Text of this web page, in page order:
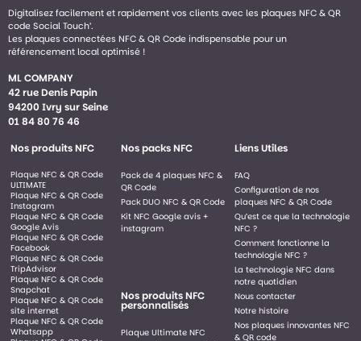
Digitalisez facilement et rapidement vos clients avec les plaques NFC & QR
code Social Touch’.
Les plaques connectées NFC & QR Code indispensable pour un
référencement local optimisé !
ML COMPANY
42 rue Denis Papin
94200 Ivry sur Seine
01 84 80 76 46
Nos produits NFC
Plaque NFC & QR Code
ULTIMATE
Plaque NFC & QR Code
Instagram
Plaque NFC & QR Code
Google Avis
Plaque NFC & QR Code
Facebook
Plaque NFC & QR Code
TripAdvisor
Plaque NFC & QR Code
Snapchat
Plaque NFC & QR Code
site internet
Plaque NFC & QR Code
Whatsapp
Nos packs NFC
Pack de 4 plaques NFC &
QR Code
Pack DUO NFC & QR Code
Kit NFC Google avis +
instagram
Nos produits NFC
personnalisés
Plaque Ultimate NFC
Liens Utiles
FAQ
Configuration de nos
plaques NFC & QR Code
Qu’est ce que la technologie
NFC ?
Comment fonctionne la
technologie NFC ?
La technologie NFC dans
notre quotidien
Nous contacter
Notre histoire
Nos plaques innovantes NFC
& QR code